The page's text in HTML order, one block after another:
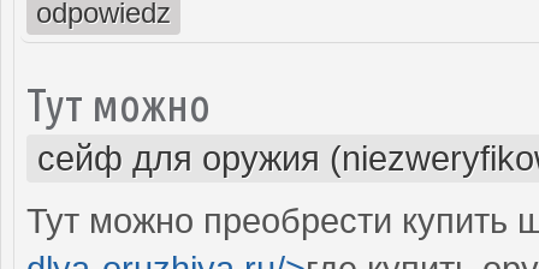
odpowiedz
Тут можно
сейф для оружия
Тут можно преобрести